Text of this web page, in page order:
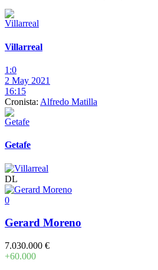
Villarreal
1:0
2 May 2021
16:15
Cronista: Alfredo Matilla
Getafe
DL
0
Gerard Moreno
7.030.000 €
+60.000